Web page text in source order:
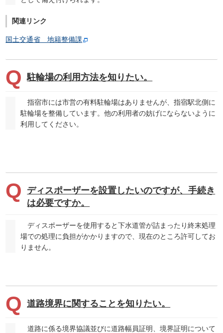
関連リンク
国土交通省 地籍整備課
駐輪場の利用方法を知りたい。
指宿市には市営の有料駐輪場はありませんが、指宿駅北側に
駐輪場を整備しています。他の利用者の妨げにならないように
利用してください。
ディスポーザーを設置したいのですが、手続き
は必要ですか。
ディスポーザーを使用すると下水道管が詰まったり終末処理
場での処理に負担がかかりますので、現在のところ許可してお
りません。
道路境界に関することを知りたい。
道路に係る境界協議並びに道路幅員証明、境界証明について